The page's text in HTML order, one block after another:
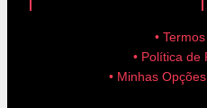
•
• Política de
• Minhas